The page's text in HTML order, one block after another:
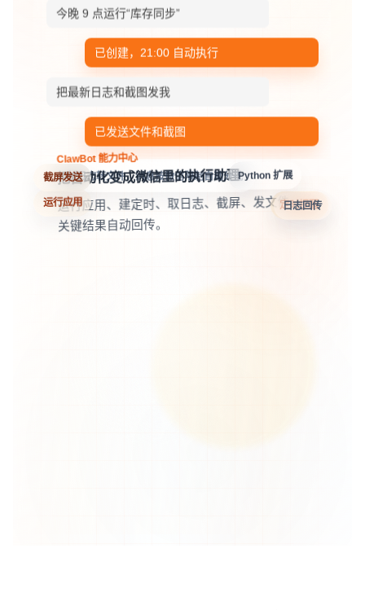
今晚 9 点运行“库存同步”
已创建，21:00 自动执行
把最新日志和截图发我
已发送文件和截图
ClawBot 能力中心
把自动化变成微信里的执行助理
运行应用、建定时、取日志、截屏、发文件，
关键结果自动回传。
运行应用 定时提醒
日志回传
截屏发送 Python 扩展
长日志转文件，消息按微信限制自动分批